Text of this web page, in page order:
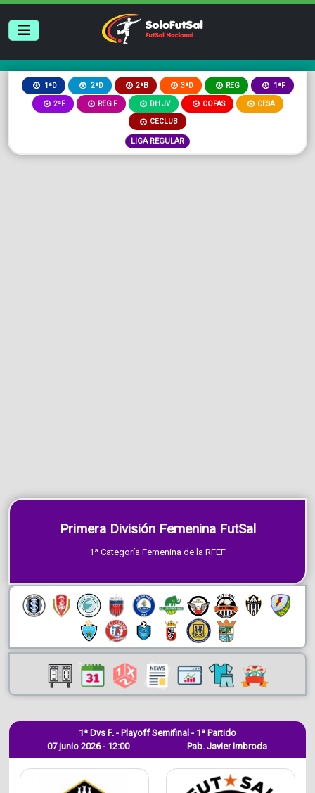
1ªD 2ªD 2ªB 3ªD REG 1ªF
2ªF REG F DH JV COPAS CESA
CECLUB
LIGA REGULAR
Primera División Femenina FutSal
1ª Categoría Femenina de la RFEF
07 junio 2026 - 12:00
1ª Dvs F. - Playoff Semifinal - 1ª Partido
Pab. Javier Imbroda